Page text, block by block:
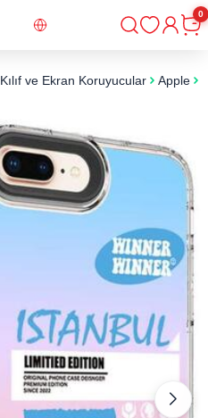
Giriş
0
Kılıf ve Ekran Koruyucular Apple